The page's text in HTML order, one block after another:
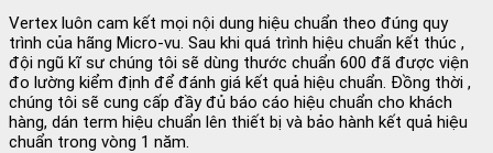
Vertex luôn cam kết mọi nội dung hiệu chuẩn theo đúng quy
trình của hãng Micro-vu. Sau khi quá trình hiệu chuẩn kết thúc ,
đội ngũ kĩ sư chúng tôi sẽ dùng thước chuẩn 600 đã được viện
đo lường kiểm định để đánh giá kết quả hiệu chuẩn. Đồng thời ,
chúng tôi sẽ cung cấp đầy đủ báo cáo hiệu chuẩn cho khách
hàng, dán term hiệu chuẩn lên thiết bị và bảo hành kết quả hiệu
chuẩn trong vòng 1 năm.